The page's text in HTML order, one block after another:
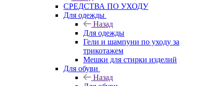
CРЕДСТВА ПО УХОДУ
Для одежды
Назад
Для одежды
Гели и шампуни по уходу за
трикотажем
Мешки для стирки изделий
Для обуви
Назад